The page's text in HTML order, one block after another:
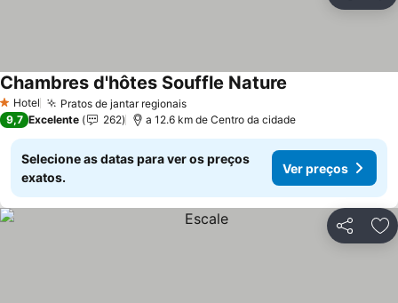
1 Estrelas
Hotel Pratos de jantar regionaisVer preços
Chambres d'hôtes Souffle Nature
9,7 Excelente 262 a 12.6 km de Centro da cidade
Selecione as datas para ver os preços
exatos.
Ver preços
Partilhar